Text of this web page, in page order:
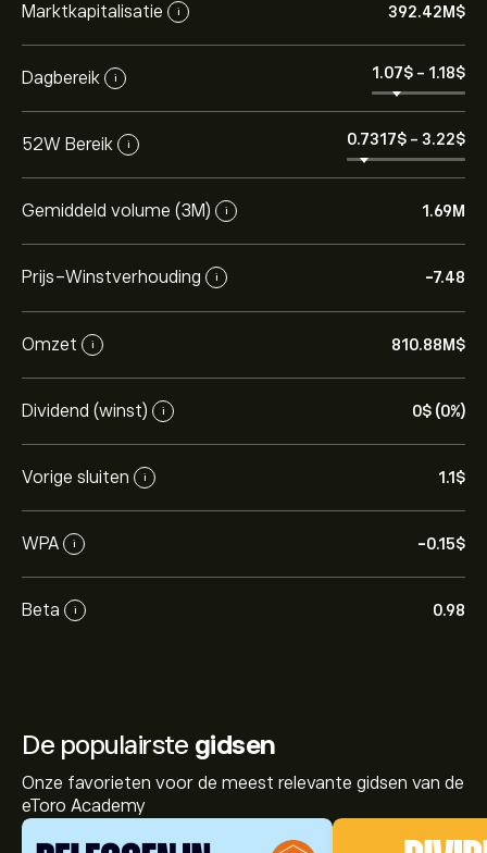
Marktkapitalisatie i 392.42M‎$‎
Dagbereik i 1.07‎$‎ - 1.18‎$‎
52W Bereik i 0.7317‎$‎ - 3.22‎$‎
Gemiddeld volume (3M) i 1.69M
Prijs-Winstverhouding i -7.48
Omzet i 810.88M‎$‎
Dividend (winst) i 0‎$‎ (0%)
Vorige sluiten i 1.1‎$‎
WPA i -0.15‎$‎
Beta i 0.98
De populairste gidsen
Onze favorieten voor de meest relevante gidsen van de
eToro Academy